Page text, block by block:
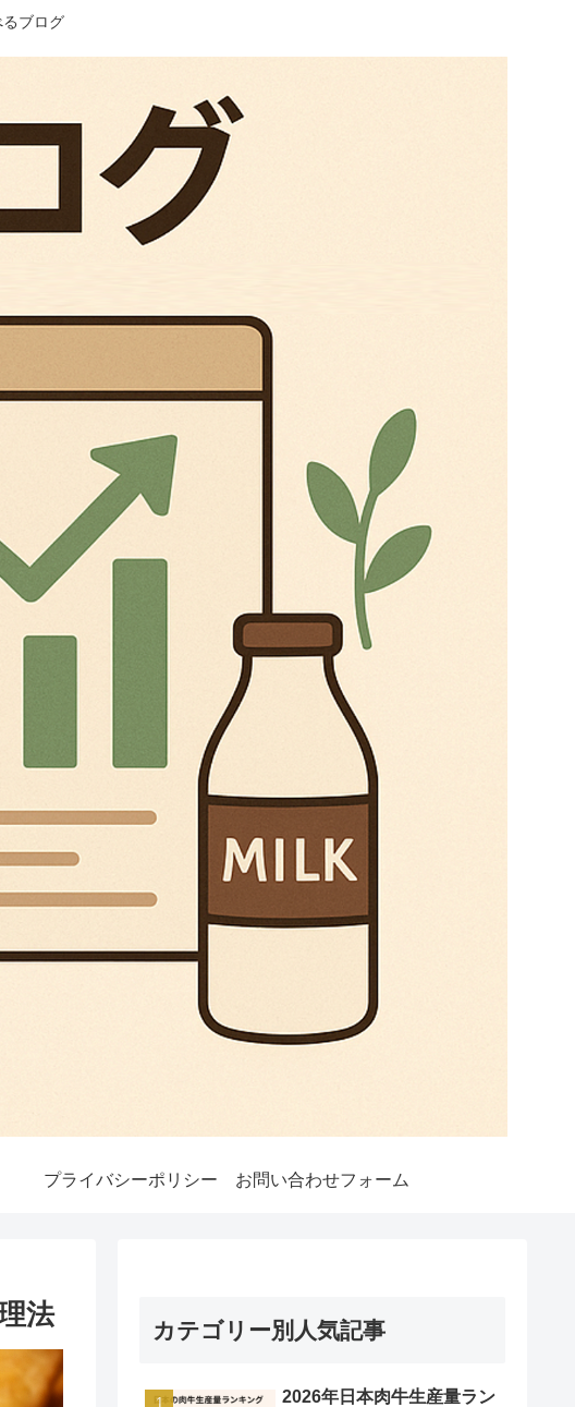
ブログ
プライバシーポリシー お問い合わせフォーム
法 カテゴリー別人気記事
2026年日本肉牛生産量ラン